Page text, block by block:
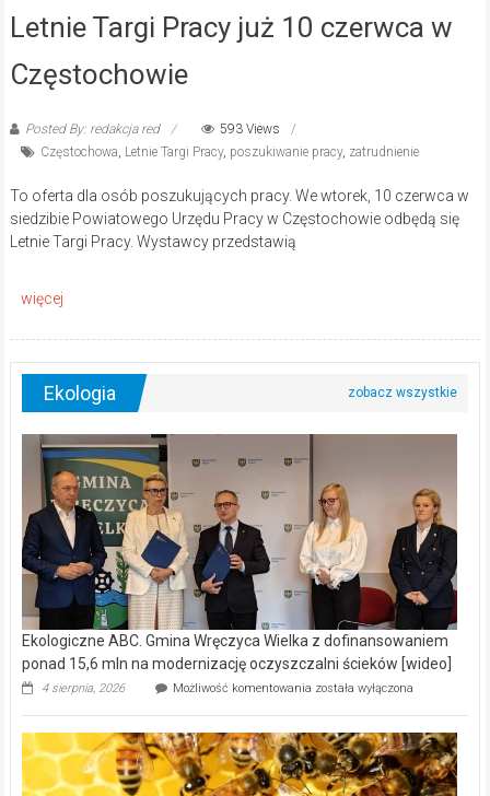
Letnie Targi Pracy już 10 czerwca w
Częstochowie
Posted By: redakcja red
593 Views
Częstochowa Letnie Targi Pracy, poszukiwanie pracy, zatrudnienie
To oferta dla osób poszukujących pracy. We wtorek, 10 czerwca w
siedzibie Powiatowego Urzędu Pracy w Częstochowie odbędą się
Letnie Targi Pracy. Wystawcy przedstawią
Ekologia
Ekologiczne ABC. Gmina Wręczyca Wielka z dofinansowaniem
ponad 15,6 mln na modernizację oczyszczalni ścieków [wideo]
4 sierpnia, 2026 Możliwość komentowania Ekologiczne
Wręczyca
Wielka
z
dofinansowaniem
została wyłączona